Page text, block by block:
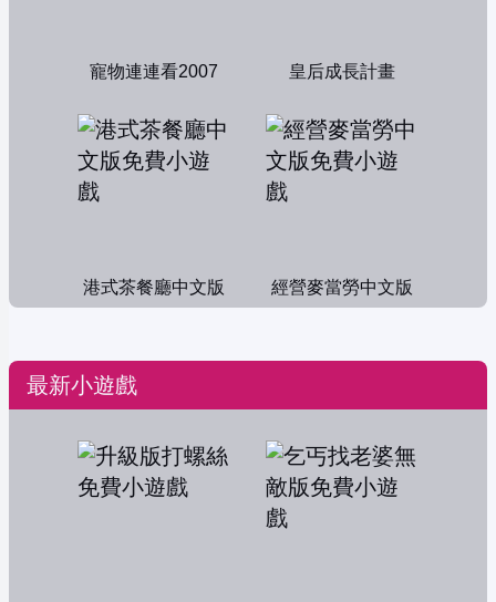
寵物連連看2007 皇后成長計畫
港式茶餐廳中文版 經營麥當勞中文版
最新小遊戲